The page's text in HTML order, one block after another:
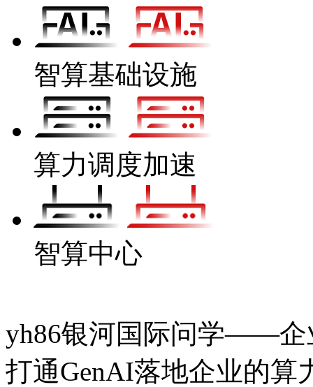
智算基础设施
算力调度加速
智算中心
yh86银河国际问学——企
打通GenAI落地企业的算力